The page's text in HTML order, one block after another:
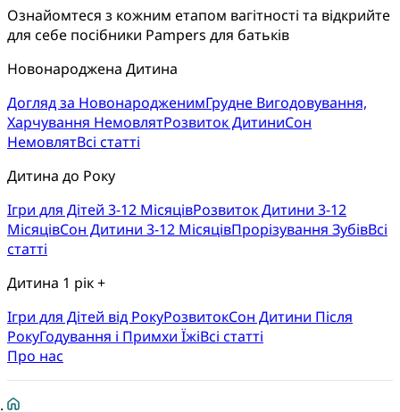
Ознайомтеся з кожним етапом вагітності та відкрийте
для себе посібники Pampers для батьків
Новонароджена Дитина
Догляд за НовонародженимГрудне Вигодовування,
Харчування НемовлятРозвиток ДитиниСон
НемовлятВсі статті
Дитина до Року
Ігри для Дітей 3-12 МісяцівРозвиток Дитини 3-12
МісяцівСон Дитини 3-12 МісяцівПрорізування ЗубівВсі
статті
Дитина 1 рік +
Ігри для Дітей від РокуРозвитокCон Дитини Після
РокуГодування і Примхи ЇжіВсі статті
Про нас